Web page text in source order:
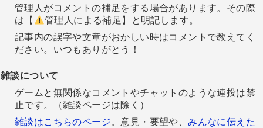
管理人がコメントの補足をする場合があります。その際
は【
管理人による補足】と明記します。
記事内の誤字や文章がおかしい時はコメントで教えてく
ださい。いつもありがとう！
雑談について
ゲームと無関係なコメントやチャットのような連投は禁
止です。（雑談ページは除く）
雑談はこちらのページ。意見・要望や、みんなに伝えた